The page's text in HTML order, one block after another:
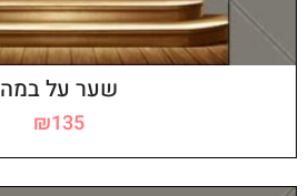
שער על במה
₪135